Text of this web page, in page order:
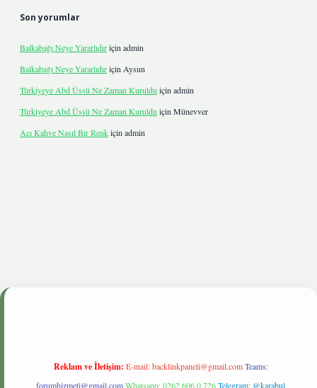
Son yorumlar
Balkabağı Neye Yararlıdıriçin admin
Balkabağı Neye Yararlıdıriçin Aysun
Türkiyeye Abd Üssü Ne Zaman Kuruldu için admin
Türkiyeye Abd Üssü Ne Zaman Kuruldu için Münevver
Acı Kahve Nasıl Bir Renkiçin admin
Reklam ve İletişim: E-mail:backlinkpaneli@gmail.com Teams:
forumhizmeti@gmail.comWhatsapp: 0262 606 0 726Telegram: @karabul